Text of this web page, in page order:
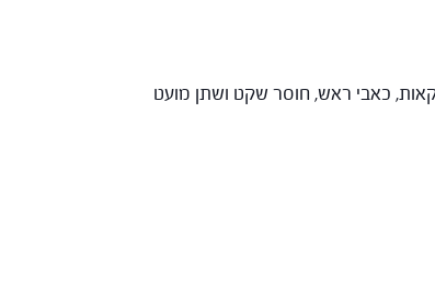
כאבי ראש, חוסר שקט ושתן מועט